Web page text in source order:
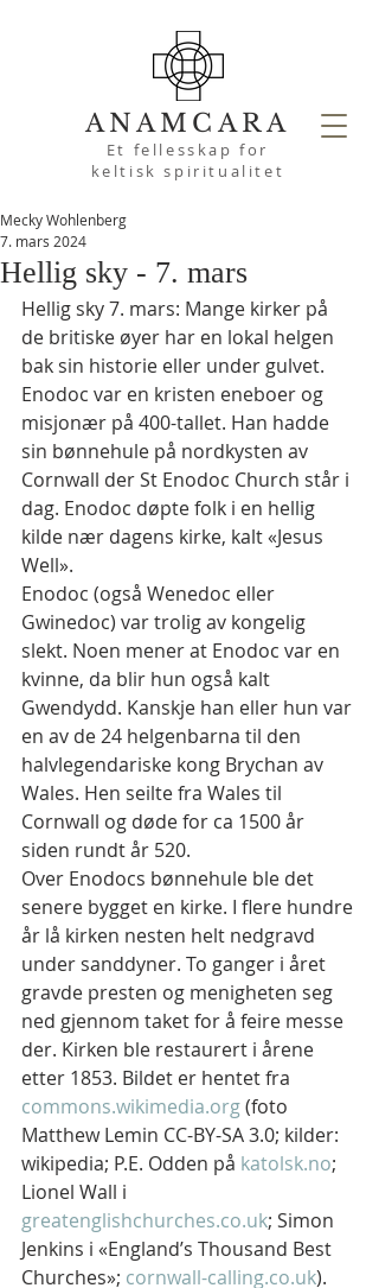
ANAMCARA
Et fellesskap for
keltisk spiritualitet
Hellig sky - 7. mars
Mecky Wohlenberg
7. mars 2024
Hellig sky 7. mars: Mange kirker på
de britiske øyer har en lokal helgen
bak sin historie eller under gulvet.
Enodoc var en kristen eneboer og
misjonær på 400-tallet. Han hadde
sin bønnehule på nordkysten av
Cornwall der St Enodoc Church står i
dag. Enodoc døpte folk i en hellig
kilde nær dagens kirke, kalt «Jesus
Well».
Enodoc (også Wenedoc eller
Gwinedoc) var trolig av kongelig
slekt. Noen mener at Enodoc var en
kvinne, da blir hun også kalt
Gwendydd. Kanskje han eller hun var
en av de 24 helgenbarna til den
halvlegendariske kong Brychan av
Wales. Hen seilte fra Wales til
Cornwall og døde for ca 1500 år
siden rundt år 520.
Over Enodocs bønnehule ble det
senere bygget en kirke. I flere hundre
år lå kirken nesten helt nedgravd
under sanddyner. To ganger i året
gravde presten og menigheten seg
ned gjennom taket for å feire messe
der. Kirken ble restaurert i årene
etter 1853. Bildet er hentet fra
commons.wikimedia.org (foto
Matthew Lemin CC-BY-SA 3.0; kilder:
wikipedia; P.E. Odden på katolsk.no;
Lionel Wall i
greatenglishchurches.co.uk; Simon
Jenkins i «England’s Thousand Best
Churches»; cornwall-calling.co.uk).